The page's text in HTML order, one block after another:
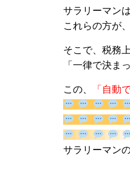
サラリーマン
これらの方が
そこで、税務
「一律で決ま
この、 「自動
サラリーマン